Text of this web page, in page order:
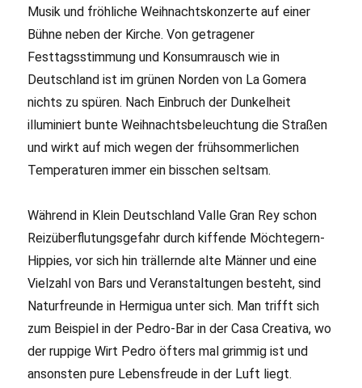
Musik und fröhliche Weihnachtskonzerte auf einer
Bühne neben der Kirche. Von getragener
Festtagsstimmung und Konsumrausch wie in
Deutschland ist im grünen Norden von La Gomera
nichts zu spüren. Nach Einbruch der Dunkelheit
illuminiert bunte Weihnachtsbeleuchtung die Straßen
und wirkt auf mich wegen der frühsommerlichen
Temperaturen immer ein bisschen seltsam.
Während in Klein Deutschland Valle Gran Rey schon
Reizüberflutungsgefahr durch kiffende Möchtegern-
Hippies, vor sich hin trällernde alte Männer und eine
Vielzahl von Bars und Veranstaltungen besteht, sind
Naturfreunde in Hermigua unter sich. Man trifft sich
zum Beispiel in der Pedro-Bar in der Casa Creativa, wo
der ruppige Wirt Pedro öfters mal grimmig ist und
ansonsten pure Lebensfreude in der Luft liegt.